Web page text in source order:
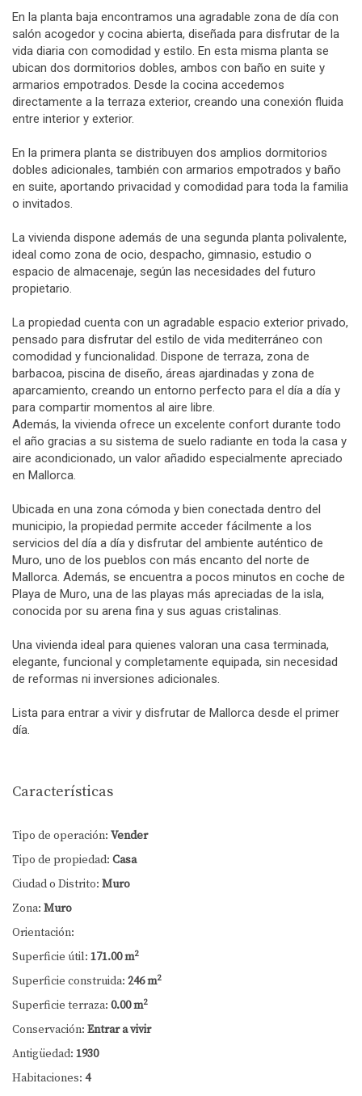
En la planta baja encontramos una agradable zona de día con
salón acogedor y cocina abierta, diseñada para disfrutar de la
vida diaria con comodidad y estilo. En esta misma planta se
ubican dos dormitorios dobles, ambos con baño en suite y
armarios empotrados. Desde la cocina accedemos
directamente a la terraza exterior, creando una conexión fluida
entre interior y exterior.
En la primera planta se distribuyen dos amplios dormitorios
dobles adicionales, también con armarios empotrados y baño
en suite, aportando privacidad y comodidad para toda la familia
o invitados.
La vivienda dispone además de una segunda planta polivalente,
ideal como zona de ocio, despacho, gimnasio, estudio o
espacio de almacenaje, según las necesidades del futuro
propietario.
La propiedad cuenta con un agradable espacio exterior privado,
pensado para disfrutar del estilo de vida mediterráneo con
comodidad y funcionalidad. Dispone de terraza, zona de
barbacoa, piscina de diseño, áreas ajardinadas y zona de
aparcamiento, creando un entorno perfecto para el día a día y
para compartir momentos al aire libre.
Además, la vivienda ofrece un excelente confort durante todo
el año gracias a su sistema de suelo radiante en toda la casa y
aire acondicionado, un valor añadido especialmente apreciado
en Mallorca.
Ubicada en una zona cómoda y bien conectada dentro del
municipio, la propiedad permite acceder fácilmente a los
servicios del día a día y disfrutar del ambiente auténtico de
Muro, uno de los pueblos con más encanto del norte de
Mallorca. Además, se encuentra a pocos minutos en coche de
Playa de Muro, una de las playas más apreciadas de la isla,
conocida por su arena fina y sus aguas cristalinas.
Una vivienda ideal para quienes valoran una casa terminada,
elegante, funcional y completamente equipada, sin necesidad
de reformas ni inversiones adicionales.
Lista para entrar a vivir y disfrutar de Mallorca desde el primer
día.
Características
Tipo de operación: Vender
Tipo de propiedad: Casa
Ciudad o Distrito: Muro
Zona: Muro
Orientación:
Superficie útil: 171.00 m2
Superficie construida: 246 m2
Superficie terraza: 0.00 m2
Conservación: Entrar a vivir
Antigüedad: 1930
Habitaciones: 4